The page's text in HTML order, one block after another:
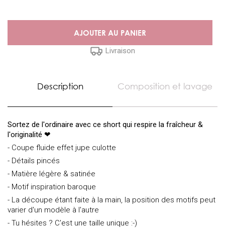
AJOUTER AU PANIER
Livraison
Description Composition et lavage
Sortez de l'ordinaire avec ce short qui respire la fraîcheur &
l'originalité ❤
- Coupe fluide effet jupe culotte
- Détails pincés
- Matière légère & satinée
- Motif inspiration baroque
- La découpe étant faite à la main, la position des motifs peut
varier d'un modèle à l'autre
- Tu hésites ? C'est une taille unique :-)